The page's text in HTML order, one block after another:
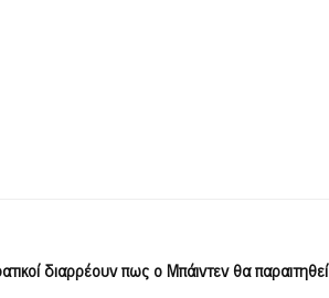
διαρρέουν πως ο Μπάιντεν θα παραιτηθεί